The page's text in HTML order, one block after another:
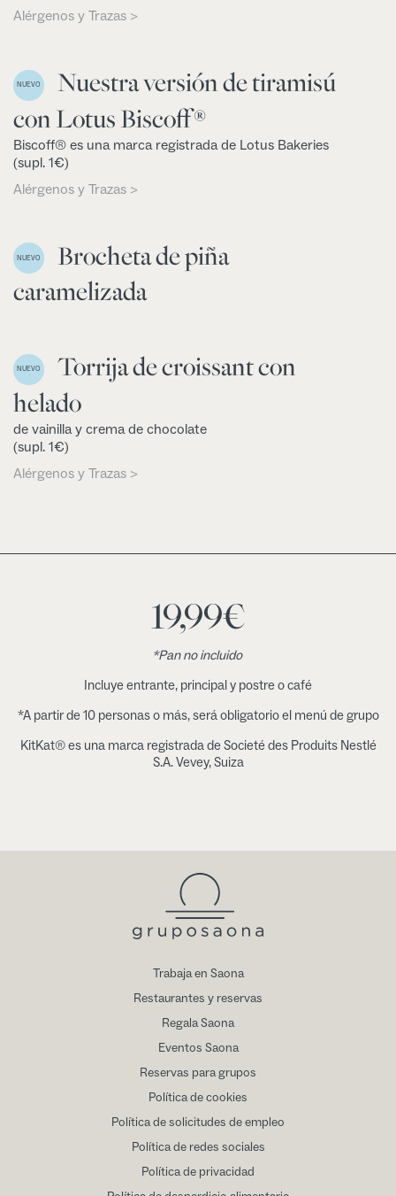
Alérgenos y Trazas >
NUEVO
Nuestra versión de tiramisú
con Lotus Biscoff®
Biscoff® es una marca registrada de Lotus Bakeries
(supl. 1€)
Alérgenos y Trazas >
NUEVO
Brocheta de piña
caramelizada
NUEVO
Torrija de croissant con
helado
de vainilla y crema de chocolate
(supl. 1€)
Alérgenos y Trazas >
19,99€
*Pan no incluido
Incluye entrante, principal y postre o café
*A partir de 10 personas o más, será obligatorio el menú de grupo
KitKat® es una marca registrada de Societé des Produits Nestlé
S.A. Vevey, Suiza
Trabaja en Saona
Restaurantes y reservas
Regala Saona
Eventos Saona
Reservas para grupos
Política de cookies
Política de solicitudes de empleo
Política de redes sociales
Política de privacidad